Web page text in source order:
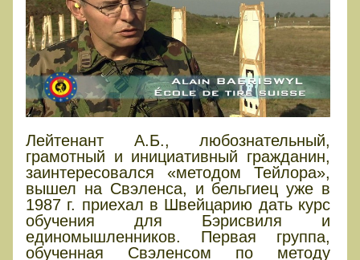
Лейтенант А.Б., любознательный,
грамотный и инициативный гражданин,
заинтересовался «методом Тейлора»,
вышел на Свэленса, и бельгиец уже в
1987 г. приехал в Швейцарию дать курс
обучения для Бэрисвиля и
единомышленников. Первая группа,
обученная Свэленсом по методу